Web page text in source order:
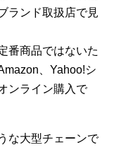
ランド取扱店で見
番商品ではないた
、Yahoo!シ
ンライン購入で
な大型チェーンで